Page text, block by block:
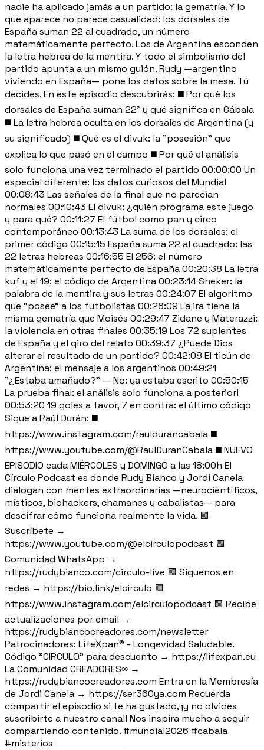
nadie ha aplicado jamás a un partido: la gematría. Y lo
que aparece no parece casualidad: los dorsales de
España suman 22 al cuadrado, un número
matemáticamente perfecto. Los de Argentina esconden
la letra hebrea de la mentira. Y todo el simbolismo del
partido apunta a un mismo guión. Rudy —argentino
viviendo en España— pone los datos sobre la mesa. Tú
decides. En este episodio descubrirás: ◼️ Por qué los
dorsales de España suman 22² y qué significa en Cábala
◼️ La letra hebrea oculta en los dorsales de Argentina (y
su significado) ◼️ Qué es el divuk: la "posesión" que
explica lo que pasó en el campo ◼️ Por qué el análisis
solo funciona una vez terminado el partido 00:00:00 Un
especial diferente: los datos curiosos del Mundial
00:08:43 Las señales de la final que no parecían
normales 00:10:43 El divuk: ¿quién programa este juego
y para qué? 00:11:27 El fútbol como pan y circo
contemporáneo 00:13:43 La suma de los dorsales: el
primer código 00:15:15 España suma 22 al cuadrado: las
22 letras hebreas 00:16:55 El 256: el número
matemáticamente perfecto de España 00:20:38 La letra
kuf y el 19: el código de Argentina 00:23:14 Sheker: la
palabra de la mentira y sus letras 00:24:07 El algoritmo
que "posee" a los futbolistas 00:28:09 La ira tiene la
misma gematría que Moisés 00:29:47 Zidane y Materazzi:
la violencia en otras finales 00:35:19 Los 72 suplentes
de España y el giro del relato 00:39:37 ¿Puede Dios
alterar el resultado de un partido? 00:42:08 El ticún de
Argentina: el mensaje a los argentinos 00:49:21
"¿Estaba amañado?" — No: ya estaba escrito 00:50:15
La prueba final: el análisis solo funciona a posteriori
00:53:20 19 goles a favor, 7 en contra: el último código
Sigue a Raúl Durán: ◼️
https://www.instagram.com/rauldurancabala ◼️
https://www.youtube.com/@RaulDuranCabala ◼️ NUEVO
EPISODIO cada MIÉRCOLES y DOMINGO a las 18:00h El
Círculo Podcast es donde Rudy Bianco y Jordi Canela
dialogan con mentes extraordinarias —neurocientíficos,
místicos, biohackers, chamanes y cabalistas— para
descifrar cómo funciona realmente la vida. 🟪
Suscríbete →
https://www.youtube.com/@elcirculopodcast 🟪
Comunidad WhatsApp →
https://rudybianco.com/circulo-live 🟪 Síguenos en
redes → https://bio.link/elcirculo 🟪
https://www.instagram.com/elcirculopodcast 🟪 Recibe
actualizaciones por email →
https://rudybiancocreadores.com/newsletter
Patrocinadores: LifeXpan® - Longevidad Saludable.
Código "CIRCULO" para descuento → https://lifexpan.eu
La Comunidad CREADORES∞ →
https://rudybiancocreadores.com Entra en la Membresía
de Jordi Canela → https://ser360ya.com Recuerda
compartir el episodio si te ha gustado, ¡y no olvides
suscribirte a nuestro canal! Nos inspira mucho a seguir
compartiendo contenido. #mundial2026 #cabala
#misterios